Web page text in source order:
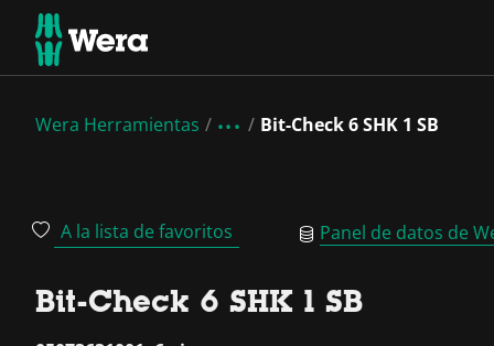
Wera Herramientas Bit-Check 6 SHK 1 SB
A la lista de favoritos Panel de datos de
Bit-Check 6 SHK 1 SB